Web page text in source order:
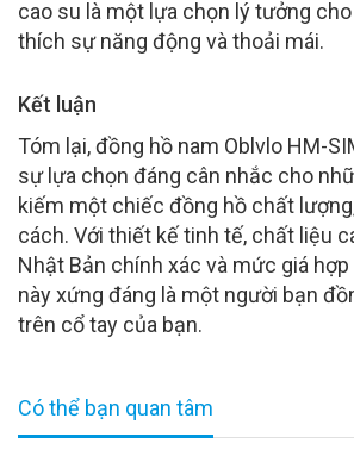
cao su là một lựa chọn lý tưởng
thích sự năng động và thoải mái.
Kết luận
Tóm lại, đồng hồ nam Oblvlo HM-
sự lựa chọn đáng cân nhắc cho
kiếm một chiếc đồng hồ chất
cách. Với thiết kế tinh tế, chất liệu
Nhật Bản chính xác và mức giá
này xứng đáng là một người bạn
trên cổ tay của bạn.
Có thể bạn quan tâm